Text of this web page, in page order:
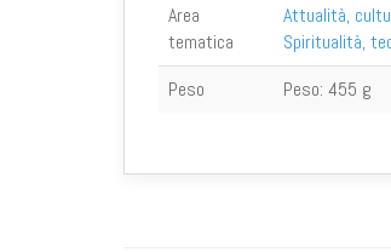
Area
tematica
Attualità,
Spiritualità,
Peso
Peso: 455 g